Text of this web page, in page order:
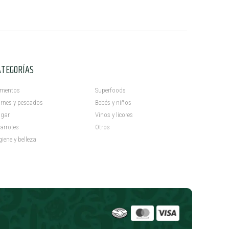
y pescados
y belleza
Superfoods
Bebés y niños
Vinos y licores
Otros